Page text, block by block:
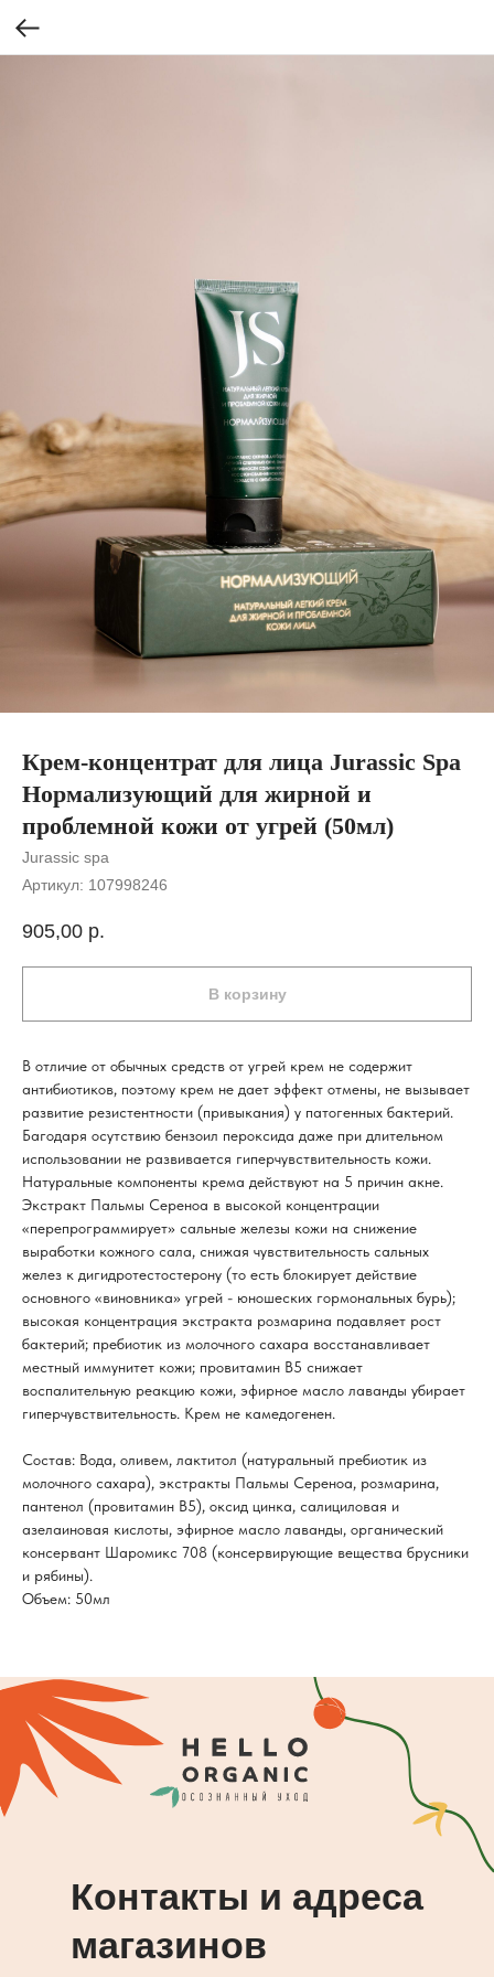
Крем-концентрат для лица Jurassic Spa
Нормализующий для жирной и
проблемной кожи от угрей (50мл)
Jurassic spa
Артикул: 107998246
905,00 р.
В корзину
В отличие от обычных средств от угрей крем не содержит
антибиотиков, поэтому крем не дает эффект отмены, не вызывает
развитие резистентности (привыкания) у патогенных бактерий.
Багодаря осутствию бензоил пероксида даже при длительном
использовании не развивается гиперчувствительность кожи.
Натуральные компоненты крема действуют на 5 причин акне.
Экстракт Пальмы Сереноа в высокой концентрации
«перепрограммирует» сальные железы кожи на снижение
выработки кожного сала, снижая чувствительность сальных
желез к дигидротестостерону (то есть блокирует действие
основного «виновника» угрей - юношеских гормональных бурь);
высокая концентрация экстракта розмарина подавляет рост
бактерий; пребиотик из молочного сахара восстанавливает
местный иммунитет кожи; провитамин B5 снижает
воспалительную реакцию кожи, эфирное масло лаванды убирает
гиперчувствительность. Крем не камедогенен.
Состав: Вода, оливем, лактитол (натуральный пребиотик из
молочного сахара), экстракты Пальмы Сереноа, розмарина,
пантенол (провитамин B5), оксид цинка, салициловая и
азелаиновая кислоты, эфирное масло лаванды, органический
консервант Шаромикс 708 (консервирующие вещества брусники
и рябины).
Объем: 50мл
Контакты и адреса
магазинов